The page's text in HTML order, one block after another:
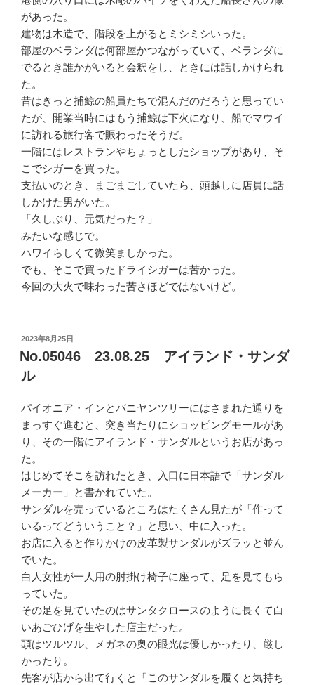
があった。
建物は木造で、階段を上がるとミシミシいった。
部屋のベランダは何部屋かつながっていて、ベランダに
でるとき誰かがいると会釈をし、ときには話しかけられ
た。
昔はきっと捕鯨の船員たちで混んだのだろうと思ってい
たが、開業当時にはもう捕鯨は下火になり、船でマウイ
に訪れる旅行客で賑わったそうだ。
一階にはレストランやちょっとしたショップがあり、そ
こでシガーを買った。
支払いのとき、まごまごしていたら、頭越しに店員に話
しかけた男がいた。
「久しぶり、元気だった？」
みたいな感じで。
ハワイらしくて微笑ましかった。
でも、そこで買ったドライシガーは苦かった。
今回の大火で味わった苦さほどではないけど。
投
稿
日:
2023年8月25日
No.05046 23.08.25 アイランド・サンダ
ル
パイオニア・インとバニヤンツリーにはさまれた通りを
まっすぐ進むと、突き当たりにショッピングモールがあ
り、その一階にアイランド・サンダルというお店があっ
た。
はじめてそこを訪れたとき、入口に日本語で「サンダル
メーカー」と書かれていた。
サンダルを売っているところはたくさん見たが「作って
いるってどういうこと？」と思い、中に入った。
お店に入ると作りかけの皮革製サンダルがズラッと並ん
でいた。
白人女性が一人用の肘掛け椅子に座って、足を見てもら
っていた。
その足を見ていたのはサンタクロースのように長くて白
いあごひげを生やした店主だった。
頭はツルツル、メガネの奥の眼光は優しかったり、厳し
かったり。
先客が店から出て行くと「このサンダルを履くと気持ち